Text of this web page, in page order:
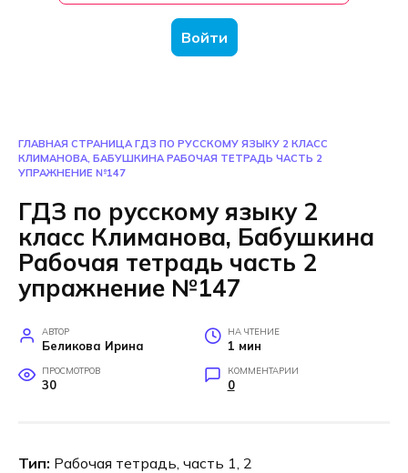
Войти
ГЛАВНАЯ СТРАНИЦА ГДЗ ПО РУССКОМУ ЯЗЫКУ 2 КЛАСС
КЛИМАНОВА, БАБУШКИНА РАБОЧАЯ ТЕТРАДЬ ЧАСТЬ 2
УПРАЖНЕНИЕ №147
ГДЗ по русскому языку 2
класс Климанова, Бабушкина
Рабочая тетрадь часть 2
упражнение №147
АВТОР
Беликова Ирина
НА ЧТЕНИЕ
1 мин
ПРОСМОТРОВ
30
КОММЕНТАРИИ
0
Тип: Рабочая тетрадь, часть 1, 2